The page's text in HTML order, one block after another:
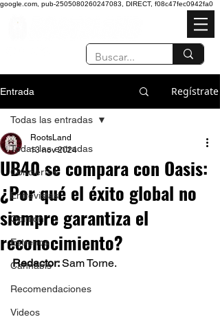
google.com, pub-2505080260247083, DIRECT, f08c47fec0942fa0
Entrada Regístrate
Todas las entradas
Conciertos
Entrevistas
Opinión
Estrenos
Cannabis
Recomendaciones
Videos
Todas las entradas
UB40 se compara con Oasis:
¿Por qué el éxito global no
siempre garantiza el
reconocimiento?
RootsLand
13 nov 2024
Redactor: Sam Torne.